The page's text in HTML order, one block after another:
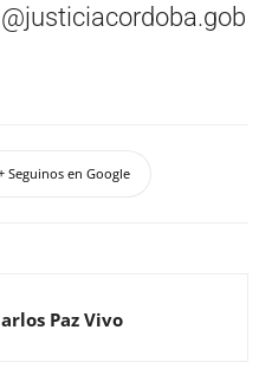
Seguinos en Google
Paz Vivo